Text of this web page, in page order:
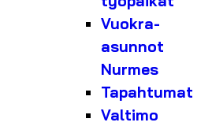
Vuokra-
asunnot
Nurmes
Tapahtumat
Valtimo